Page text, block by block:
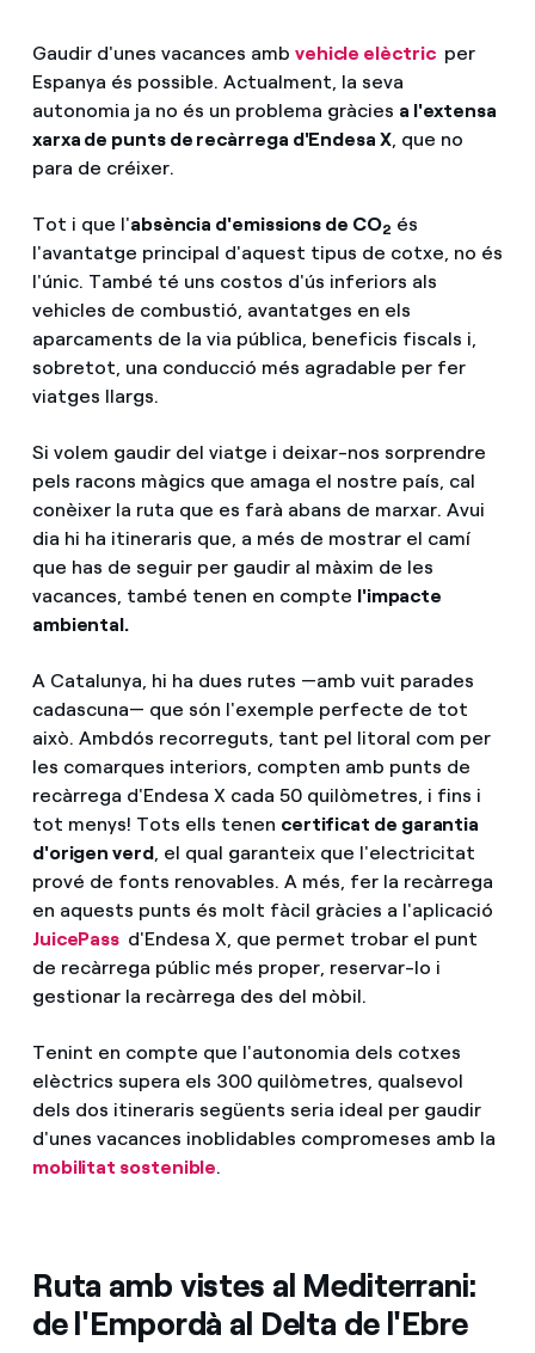
Estafes telefòniques
Gaudir d'unes vacances amb vehicle elèctric per
Espanya és possible. Actualment, la seva
autonomia ja no és un problema gràcies a l'extensa
xarxa de punts de recàrrega d'Endesa X, que no
para de créixer.
Tot i que l'absència d'emissions de CO2 és
l'avantatge principal d'aquest tipus de cotxe, no és
l'únic. També té uns costos d'ús inferiors als
vehicles de combustió, avantatges en els
aparcaments de la via pública, beneficis fiscals i,
sobretot, una conducció més agradable per fer
viatges llargs.
Si volem gaudir del viatge i deixar-nos sorprendre
pels racons màgics que amaga el nostre país, cal
conèixer la ruta que es farà abans de marxar. Avui
dia hi ha itineraris que, a més de mostrar el camí
que has de seguir per gaudir al màxim de les
vacances, també tenen en compte l'impacte
ambiental.
A Catalunya, hi ha dues rutes —amb vuit parades
cadascuna— que són l'exemple perfecte de tot
això. Ambdós recorreguts, tant pel litoral com per
les comarques interiors, compten amb punts de
recàrrega d'Endesa X cada 50 quilòmetres, i fins i
tot menys! Tots ells tenen certificat de garantia
d'origen verd, el qual garanteix que l'electricitat
prové de fonts renovables. A més, fer la recàrrega
en aquests punts és molt fàcil gràcies a l'aplicació
JuicePass d'Endesa X, que permet trobar el punt
de recàrrega públic més proper, reservar-lo i
gestionar la recàrrega des del mòbil.
Tenint en compte que l'autonomia dels cotxes
elèctrics supera els 300 quilòmetres, qualsevol
dels dos itineraris següents seria ideal per gaudir
d'unes vacances inoblidables compromeses amb la
mobilitat sostenible.
Ruta amb vistes al Mediterrani:
de l'Empordà al Delta de l'Ebre